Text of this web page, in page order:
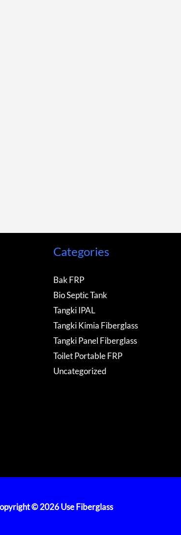
Categories
Bak FRP
Bio Septic Tank
Tangki IPAL
Tangki Kimia Fiberglass
Tangki Panel Fiberglass
Toilet Portable FRP
Uncategorized
© 2026 Use Fiberglass